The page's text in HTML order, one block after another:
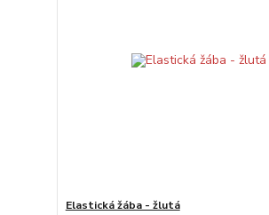
Elastická žába - žlutá